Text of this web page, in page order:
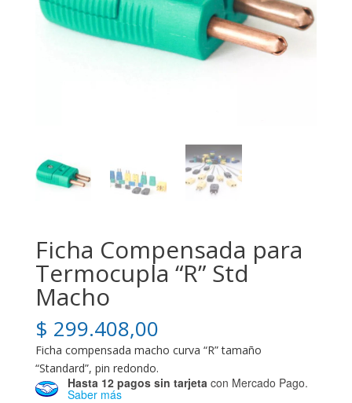
Ficha Compensada para
Termocupla “R” Std
Macho
$ 299.408,00
Ficha compensada macho curva “R” tamaño
“Standard”, pin redondo.
Hasta 12 pagos sin tarjeta con Mercado Pago.
Saber más